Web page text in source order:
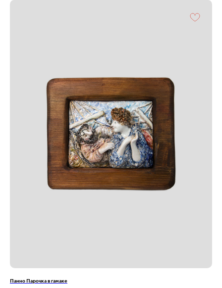
Панно Парочка в гамаке